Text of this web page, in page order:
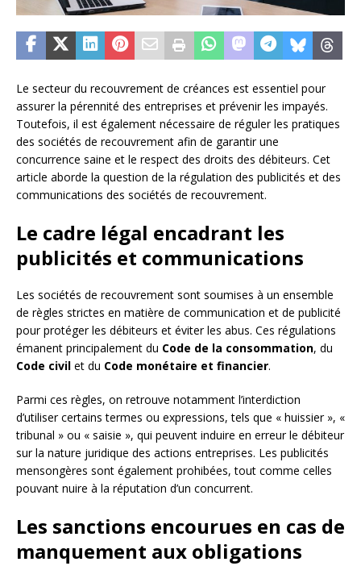
Le secteur du recouvrement de créances est essentiel pour
assurer la pérennité des entreprises et prévenir les impayés.
Toutefois, il est également nécessaire de réguler les pratiques
des sociétés de recouvrement afin de garantir une
concurrence saine et le respect des droits des débiteurs. Cet
article aborde la question de la régulation des publicités et des
communications des sociétés de recouvrement.
Le cadre légal encadrant les
publicités et communications
Les sociétés de recouvrement sont soumises à un ensemble
de règles strictes en matière de communication et de publicité
pour protéger les débiteurs et éviter les abus. Ces régulations
émanent principalement du Code de la consommation, du
Code civil et du Code monétaire et financier.
Parmi ces règles, on retrouve notamment l’interdiction
d’utiliser certains termes ou expressions, tels que « huissier », «
tribunal » ou « saisie », qui peuvent induire en erreur le débiteur
sur la nature juridique des actions entreprises. Les publicités
mensongères sont également prohibées, tout comme celles
pouvant nuire à la réputation d’un concurrent.
Les sanctions encourues en cas de
manquement aux obligations